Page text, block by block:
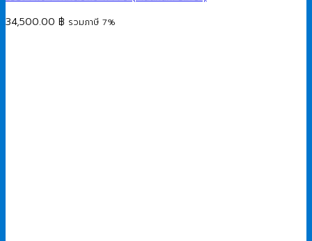
34,500.00 ฿ รวมภาษี 7%